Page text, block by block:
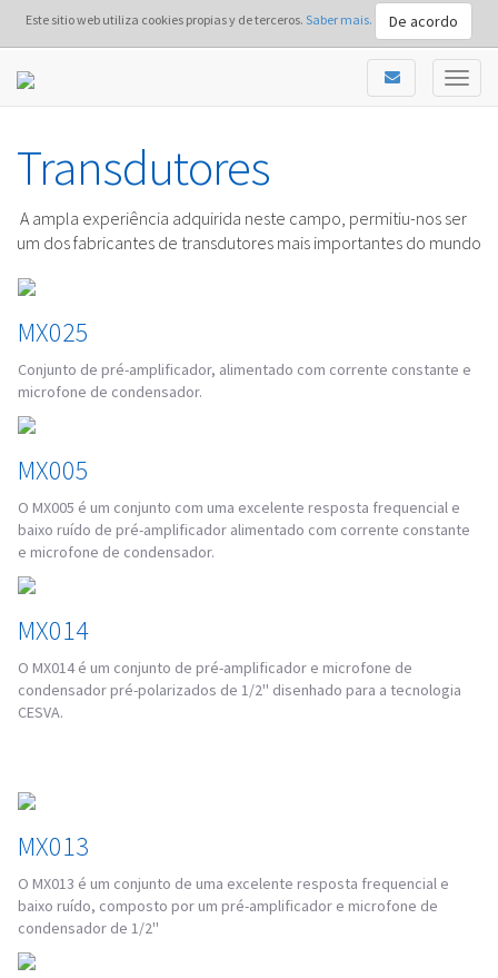
Este sitio web utiliza cookies propias y de terceros. Saber mais. De acordo
Transdutores
A ampla experiência adquirida neste campo, permitiu-nos ser
um dos fabricantes de transdutores mais importantes do mundo
MX025
Conjunto de pré-amplificador, alimentado com corrente constante e
microfone de condensador.
MX005
O MX005 é um conjunto com uma excelente resposta frequencial e
baixo ruído de pré-amplificador alimentado com corrente constante
e microfone de condensador.
MX014
O MX014 é um conjunto de pré-amplificador e microfone de
condensador pré-polarizados de 1/2'' disenhado para a tecnologia
CESVA.
MX013
O MX013 é um conjunto de uma excelente resposta frequencial e
baixo ruído, composto por um pré-amplificador e microfone de
condensador de 1/2''